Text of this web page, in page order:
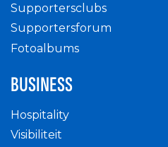
Supportersclubs
Supportersforum
Fotoalbums
BUSINESS
Hospitality
Visibiliteit